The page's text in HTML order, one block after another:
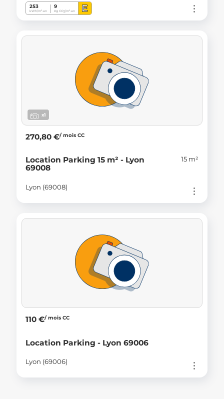
253
kWh/m².an
9
Kg CO2/m².an E
x1
270,80 €/ mois CC
Location Parking 15 m² - Lyon
69008
15 m²
Lyon (69008)
110 €/ mois CC
Location Parking - Lyon 69006
Lyon (69006)